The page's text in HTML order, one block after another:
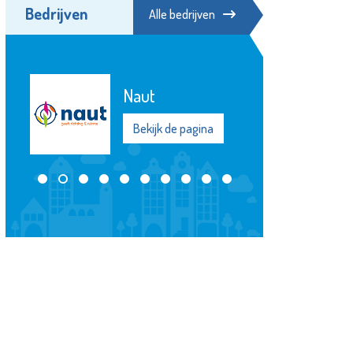
Bedrijven Alle bedrijven
Stroomopwaarts
MVS
Bekijk de pagina